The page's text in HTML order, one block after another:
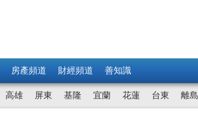
房產頻道 財經頻道 善知識
高雄 屏東 基隆 宜蘭 花蓮 台東 離島